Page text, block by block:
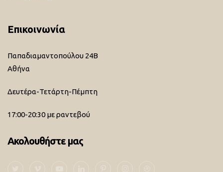
Επικοινωνία
Παπαδιαμαντοπούλου 24Β
Αθήνα
Δευτέρα-Τετάρτη-Πέμπτη
17:00-20:30 με ραντεβού
Ακολουθήστε μας